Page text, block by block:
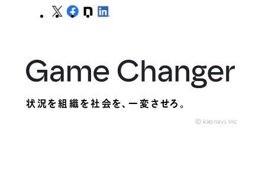
状況を組織を社会を、一変させろ。
© kaonavi, Inc